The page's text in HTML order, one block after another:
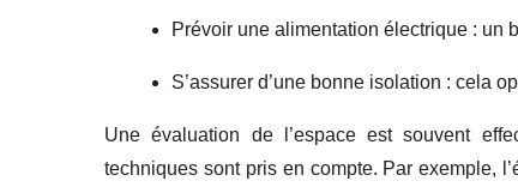
Prévoir une alimentation électrique : un
S’assurer d’une bonne isolation : cela
Une évaluation de l’espace est souvent
techniques sont pris en compte. Par exemple,